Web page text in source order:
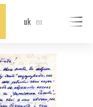
uk en